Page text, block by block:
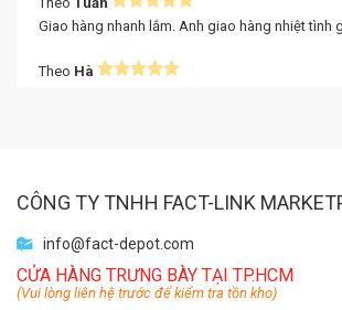
Giao hàng nhanh lắm. Anh giao hàng nhiệt tình
Theo Hà
Theo Ngọc Vân
CÔNG TY TNHH FACT-LINK
info@fact-depot.com
CỬA HÀNG TRƯNG BÀY TẠI TP.HCM
(Vui lòng liên hệ trước để kiểm tra tồn kho)